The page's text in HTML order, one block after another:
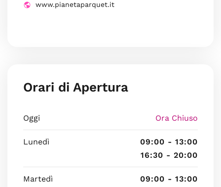
www.pianetaparquet.it
Orari di Apertura
Oggi Ora Chiuso
Lunedì
09:00 - 13:00
16:30 - 20:00
Martedì
09:00 - 13:00